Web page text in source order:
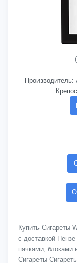
Производитель:
Купить Сигареты
с доставкой
пачками, блоками
Сигареты